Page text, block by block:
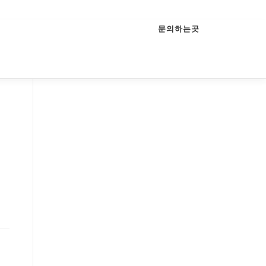
문의하는곳